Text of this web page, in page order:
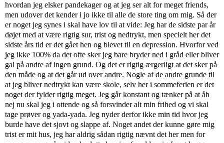
hvordan jeg elsker pandekager og at jeg ser alt for meget friends,
men udover det kender i jo ikke til alle de store ting om mig. Så der
er noget jeg synes i skal have lov til at vide: Jeg har de sidste par år
døjet med at være rigtig sur, trist og nedtrykt, men specielt her det
sidste års tid er det gået hen og blevet til en depression. Hvorfor ved
jeg ikke 100% da det ofte sker jeg bare bryder ned i gråd eller bliver
gal på andre af ingen grund. Og det er rigtig ærgerligt at det sker på
den måde og at det går ud over andre. Nogle af de andre grunde til
at jeg bliver nedtrykt kan være skole, selv her i sommeferien er det
noget der fylder rigtig meget. Jeg går konstant og tænker på at åh
nej nu skal jeg i ottende og så forsvinder alt min frihed og vi skal
tage prøver og yada-yada. Jeg nyder derfor ikke min tid hvor jeg
burde have det sjovt og slappe af. Noget andet der kunne gøre mig
trist er mit hus, jeg har aldrig sådan rigtig nævnt det her men for